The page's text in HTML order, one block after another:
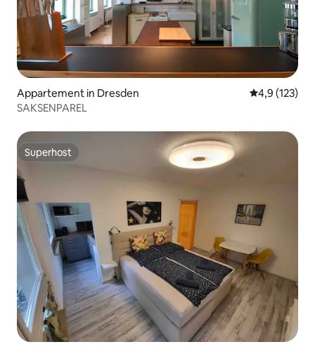
Appartement in Dresden Gemiddelde
4,9 (123)
SAKSENPAREL
Superhost
Superhost